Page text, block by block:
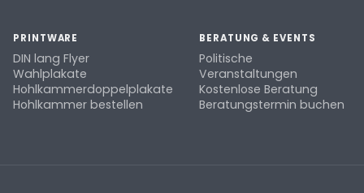
PRINTWARE
DIN lang Flyer
Wahlplakate
Hohlkammerdoppelplakate
Hohlkammer bestellen
BERATUNG & EVENTS
Politische
Veranstaltungen
Kostenlose Beratung
Beratungstermin buchen